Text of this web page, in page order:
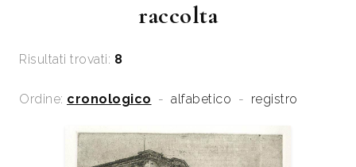
raccolta
Risultati trovati: 8
Ordine: cronologico - alfabetico - registro